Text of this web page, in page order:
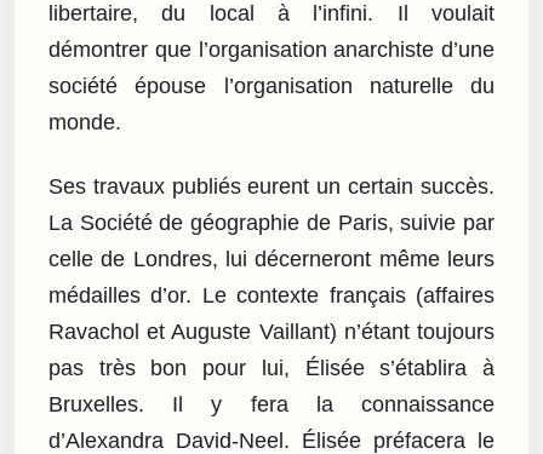
libertaire, du local à l’infini. Il voulait
démontrer que l’organisation anarchiste d’une
société épouse l’organisation naturelle du
monde.
Ses travaux publiés eurent un certain succès.
La Société de géographie de Paris, suivie par
celle de Londres, lui décerneront même leurs
médailles d’or. Le contexte français (affaires
Ravachol et Auguste Vaillant) n’étant toujours
pas très bon pour lui, Élisée s’établira à
Bruxelles. Il y fera la connaissance
d’Alexandra David-Neel. Élisée préfacera le